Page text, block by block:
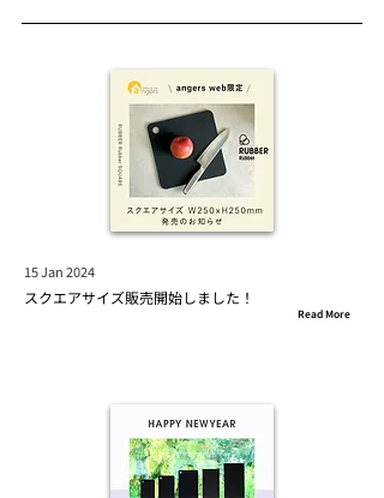
15 Jan 2024
スクエアサイズ販売開始しました！
Read More